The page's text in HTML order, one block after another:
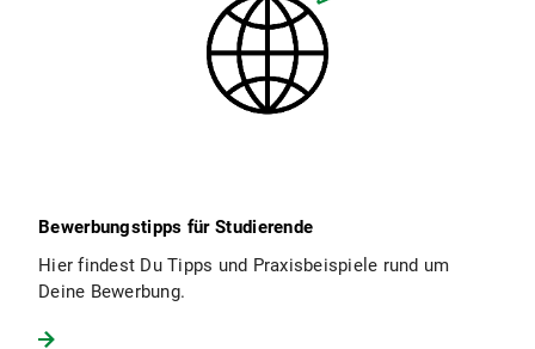
Bewerbungstipps für Studierende
Hier findest Du Tipps und Praxisbeispiele rund um
Deine Bewerbung.